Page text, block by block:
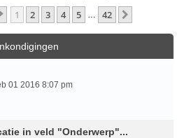
Pagina Van42
1 2 3 4 5 42
01 2016 8:07 pm
in veld "Onderwerp"...